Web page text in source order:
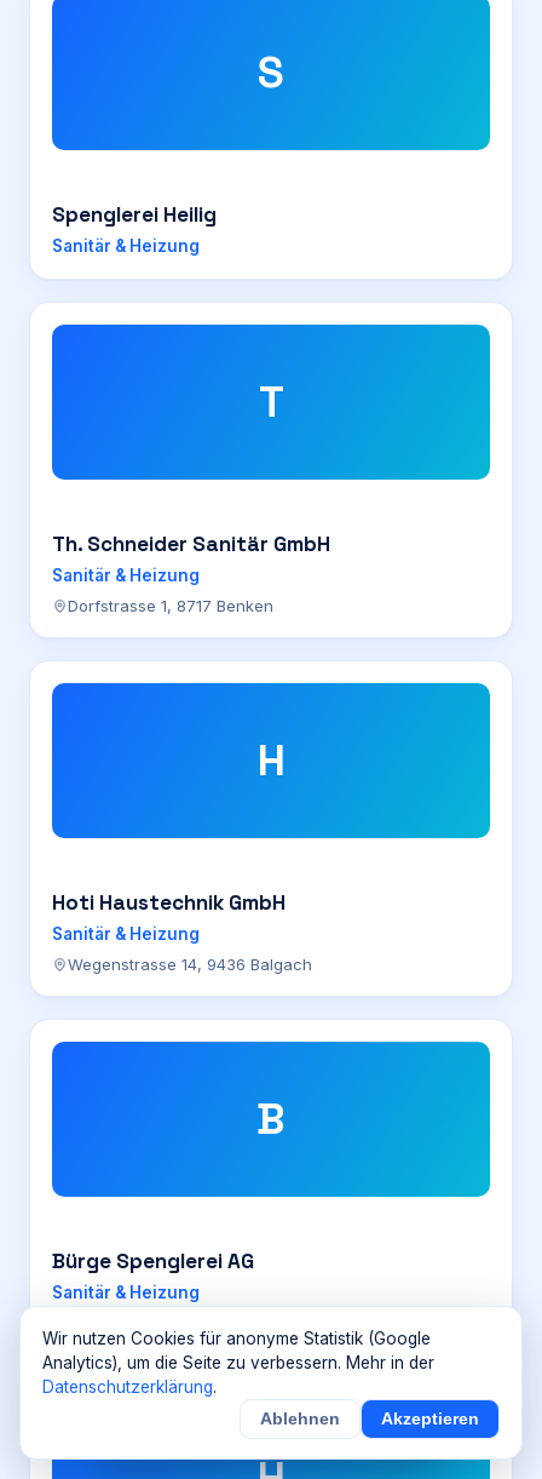
S
Spenglerei Heilig
Sanitär & Heizung
T
Th. Schneider Sanitär GmbH
Sanitär & Heizung
Dorfstrasse 1, 8717 Benken
H
Hoti Haustechnik GmbH
Sanitär & Heizung
Wegenstrasse 14, 9436 Balgach
B
Bürge Spenglerei AG
Sanitär & Heizung
Details Sichern ×
Wir nutzen Cookies für anonyme Statistik (Google
Analytics), um die Seite zu verbessern. Mehr in der
Datenschutzerklärung.
Ablehnen Akzeptieren